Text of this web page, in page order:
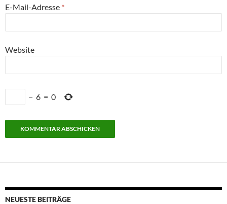
E-Mail-Adresse *
Website
− 6 = 0
NEUESTE BEITRÄGE